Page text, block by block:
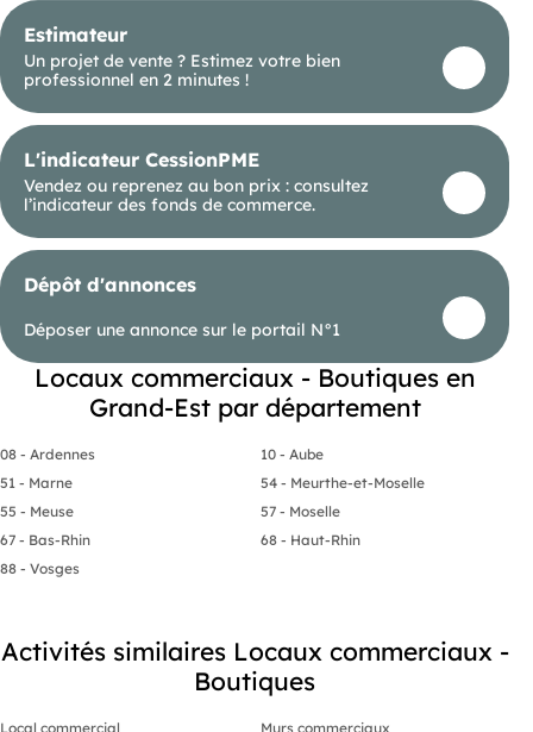
Estimateur
Un projet de vente ? Estimez votre bien
professionnel en 2 minutes !
L'indicateur CessionPME
Vendez ou reprenez au bon prix : consultez
l’indicateur des fonds de commerce.
Dépôt d'annonces
Déposer une annonce sur le portail N°1
Locaux commerciaux - Boutiques en
Grand-Est par département
08 - Ardennes
10 - Aube
51 - Marne
54 - Meurthe-et-Moselle
55 - Meuse
57 - Moselle
67 - Bas-Rhin
68 - Haut-Rhin
88 - Vosges
Activités similaires Locaux commerciaux -
Boutiques
Local commercial Murs commerciaux